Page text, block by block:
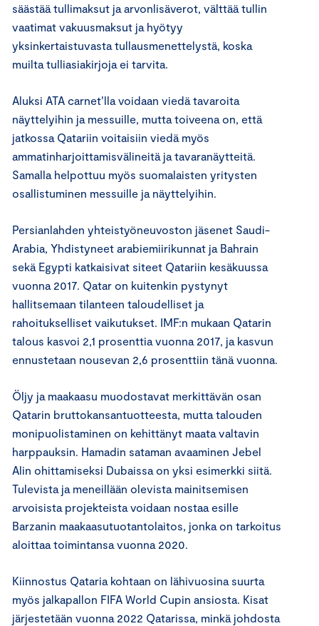
säästää tullimaksut ja arvonlisäverot, välttää tullin
vaatimat vakuusmaksut ja hyötyy
yksinkertaistuvasta tullausmenettelystä, koska
muilta tulliasiakirjoja ei tarvita.
Aluk­si ATA carnet’lla voidaan viedä tavaroita
näyttelyihin ja messuille, mutta toiveena on, että
jatkossa Qatariin voitaisiin viedä myös
ammatinharjoittamisvälineitä ja tavaranäytteitä.
Samalla helpottuu myös suomalaisten yritysten
osallistuminen messuille ja näyttelyihin.
Persianlahden yhteistyöneuvoston jäsenet Saudi-
Arabia, Yhdistyneet arabiemiirikunnat ja Bahrain
sekä Egypti katkaisivat siteet Qatariin kesäkuussa
vuonna 2017. Qatar on kuitenkin pystynyt
hallitsemaan tilanteen taloudelliset ja
rahoitukselliset vaikutukset. IMF:n mukaan Qatarin
talous kasvoi 2,1 prosenttia vuonna 2017, ja kasvun
ennustetaan nousevan 2,6 prosenttiin tänä vuonna.
Öljy ja maakaasu muodostavat merkittävän osan
Qatarin bruttokansantuotteesta, mutta talouden
monipuolistaminen on kehittänyt maata valtavin
harppauksin. Hamadin sataman avaaminen Jebel
Alin ohittamiseksi Dubaissa on yksi esimerkki siitä.
Tulevista ja meneillään olevista mainitsemisen
arvoisista projekteista voidaan nostaa esille
Barzanin maakaasutuotanto­laitos, jonka on tarkoitus
aloittaa toimintansa vuonna 2020.
Kiinnostus Qataria kohtaan on lähivuosina suurta
myös jalkapallon FIFA World Cupin ansiosta. Kisat
järjestetään vuonna 2022 Qatarissa, minkä johdosta